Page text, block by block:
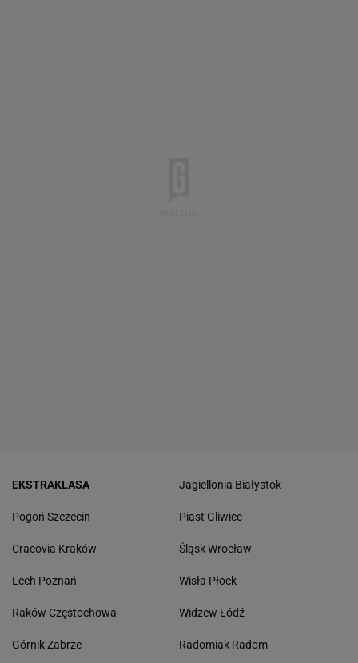
EKSTRAKLASA
Pogoń Szczecin
Cracovia Kraków
Lech Poznań
Raków Częstochowa
Górnik Zabrze
Jagiellonia Białystok
Piast Gliwice
Śląsk Wrocław
Wisła Płock
Widzew Łódź
Radomiak Radom